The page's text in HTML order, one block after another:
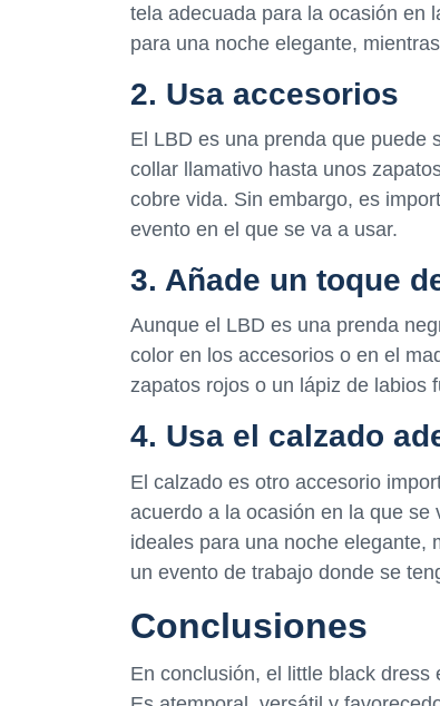
tela adecuada para la ocasión en
para una noche elegante,
2. Usa accesorios
El LBD es una prenda que puede
collar llamativo hasta unos
cobre vida. Sin embargo, es
evento en el que se va a usar.
3. Añade un toque
Aunque el LBD es una prenda
color en los accesorios o en el
zapatos rojos o un lápiz de labios
4. Usa el calzado
El calzado es otro accesorio
acuerdo a la ocasión en la que se
ideales para una noche elegante,
un evento de trabajo donde se
Conclusiones
En conclusión, el little black